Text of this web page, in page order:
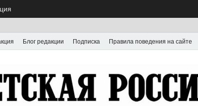
Блог редакции Подписка Правила поведения на сайте